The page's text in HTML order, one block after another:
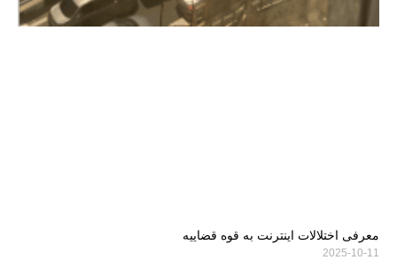
معرفی اختلالات اینترنت به قوه قضاییه
2025-10-11